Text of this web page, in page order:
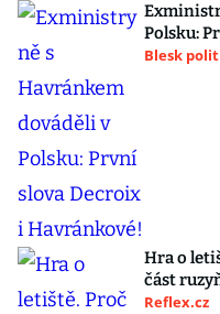
Polsku:
Blesk
Hra o
část
Reflex.cz